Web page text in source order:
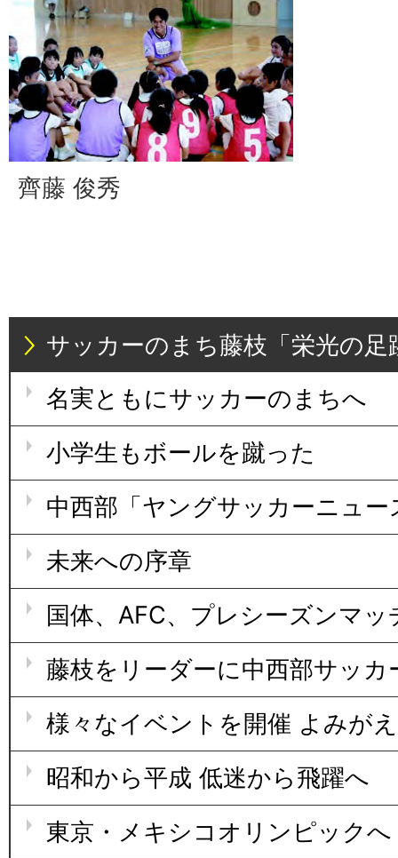
齊藤 俊秀
サッカーのまち藤枝「栄光の足
名実ともにサッカーのまちへ
小学生もボールを蹴った
中西部「ヤングサッカーニュー
未来への序章
国体、AFC、プレシーズンマッ
藤枝をリーダーに中西部サッカ
様々なイベントを開催 よみが
昭和から平成 低迷から飛躍へ
東京・メキシコオリンピックへ